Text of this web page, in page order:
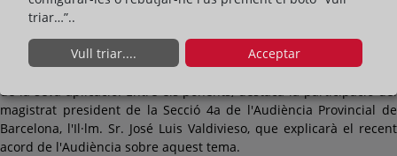
La primera taula, que estarà moderada per la Dra. Chantal Moll de
Alba, directora de la Càtedra de Dret Registral UB, se centrarà a
delimitar el concepte de gran tenidor i resoldre dubtes al voltant
de la seva aplicació. Entre els ponents, destaca la participació del
magistrat president de la Secció 4a de l'Audiència Provincial de
Barcelona, l'Il·lm. Sr. José Luis Valdivieso, que explicarà el recent
acord de l'Audiència sobre aquest tema.
triar…”..
Vull triar.... Acceptar